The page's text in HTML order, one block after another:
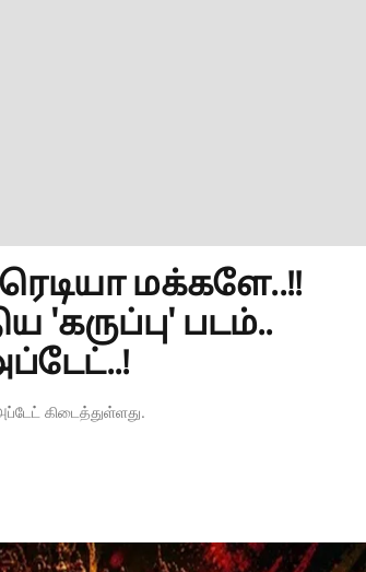
மக்களே..!!
'கருப்பு' படம்..
கிடைத்துள்ளது.